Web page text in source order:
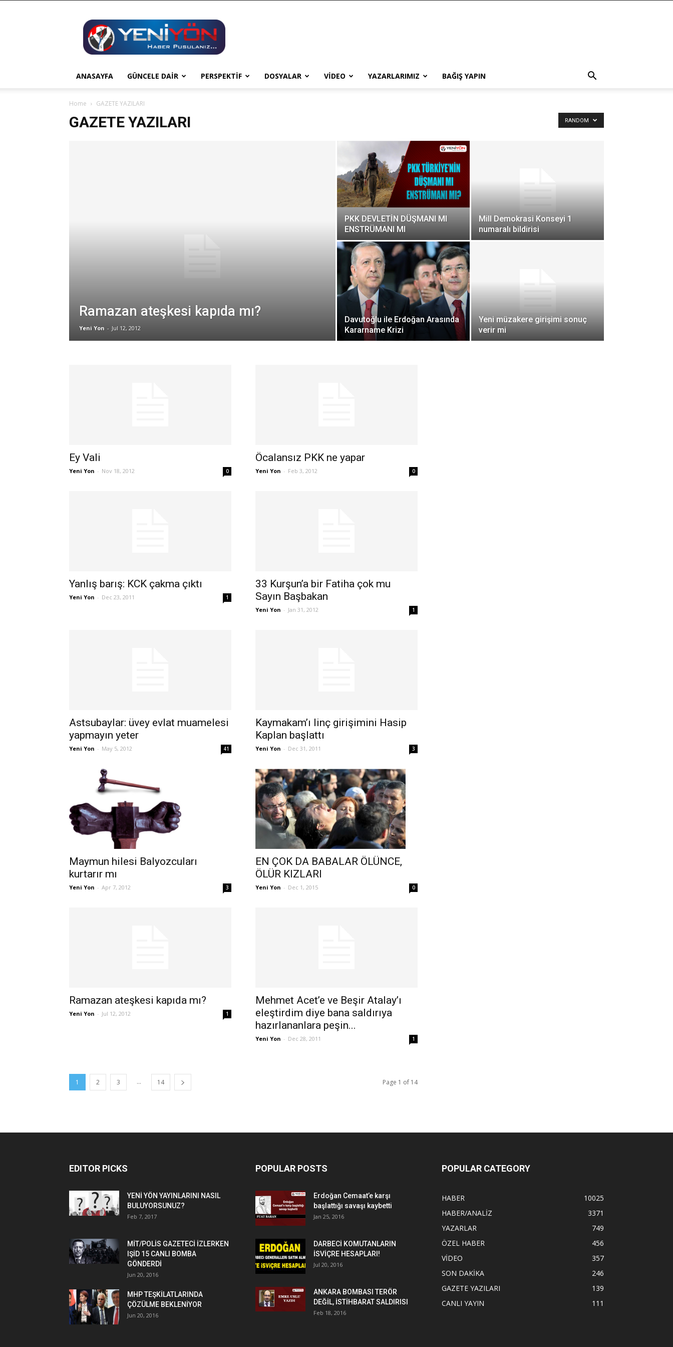
YENİ
YÖN
ANASAYFA GÜNCELE DAİR PERSPEKTİF DOSYALAR VİDEO YAZARLARIMIZ BAĞIŞ YAPIN
Home GAZETE YAZILARI
GAZETE YAZILARI RANDOM
Ramazan ateşkesi kapıda mı?
Yeni Yon - Jul 12, 2012
PKK DEVLETİN DÜŞMANI MI
ENSTRÜMANI MI
Mill Demokrasi Konseyi 1
numaralı bildirisi
Davutoğlu ile Erdoğan Arasında
Kararname Krizi
Yeni müzakere girişimi sonuç
verir mi
Ey Vali
Yeni Yon - Nov 18, 2012 0
Öcalansız PKK ne yapar
Yeni Yon - Feb 3, 2012 0
Yanlış barış: KCK çakma çıktı
Yeni Yon - Dec 23, 2011 1
33 Kurşun’a bir Fatiha çok mu
Sayın Başbakan
Yeni Yon - Jan 31, 2012 1
Astsubaylar: üvey evlat muamelesi
yapmayın yeter
Yeni Yon - May 5, 2012 41
Kaymakam’ı linç girişimini Hasip
Kaplan başlattı
Yeni Yon - Dec 31, 2011 3
Maymun hilesi Balyozcuları
kurtarır mı
Yeni Yon - Apr 7, 2012 3
EN ÇOK DA BABALAR ÖLÜNCE,
ÖLÜR KIZLARI
Yeni Yon - Dec 1, 2015 0
Ramazan ateşkesi kapıda mı?
Yeni Yon - Jul 12, 2012 1
Mehmet Acet’e ve Beşir Atalay’ı
eleştirdim diye bana saldırıya
hazırlananlara peşin...
Yeni Yon - Dec 28, 2011 1
1 2 3 ... 14 Page 1 of 14
EDITOR PICKS
YENİ YÖN YAYINLARINI NASIL
BULUYORSUNUZ?
Feb 7, 2017
MİT/POLİS GAZETECİ İZLERKEN
IŞİD 15 CANLI BOMBA
GÖNDERDİ
Jun 20, 2016
MHP TEŞKİLATLARINDA
ÇÖZÜLME BEKLENİYOR
Jun 20, 2016
POPULAR POSTS
Erdoğan Cemaat’e karşı
başlattığı savaşı kaybetti
Jan 25, 2016
DARBECİ KOMUTANLARIN
İSVİÇRE HESAPLARI!
Jul 20, 2016
ANKARA BOMBASI TERÖR
DEĞİL, İSTİHBARAT SALDIRISI
Feb 18, 2016
POPULAR CATEGORY
HABER
10025
HABER/ANALİZ
3371
YAZARLAR
749
ÖZEL HABER
456
VİDEO
357
SON DAKİKA
246
GAZETE YAZILARI
139
CANLI YAYIN
111